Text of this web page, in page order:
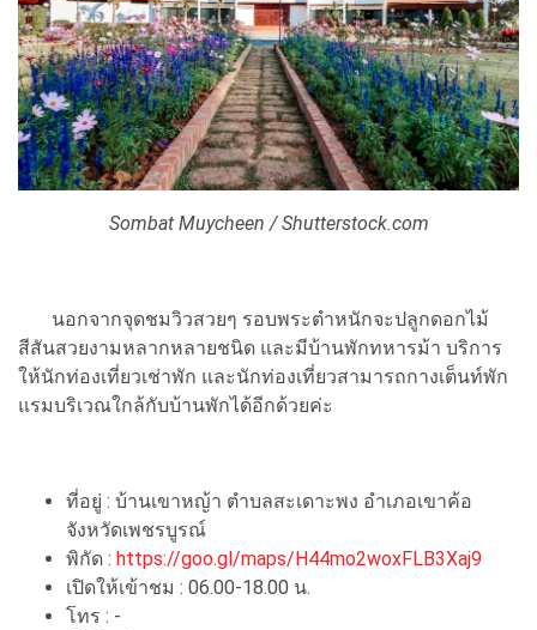
Sombat Muycheen / Shutterstock.com
นอกจากจุดชมวิวสวยๆ รอบพระตำหนักจะปลูกดอกไม้
สีสันสวยงามหลากหลายชนิด และมีบ้านพักทหารม้า บริการ
ให้นักท่องเที่ยวเช่าพัก และนักท่องเที่ยวสามารถกางเต็นท์พัก
แรมบริเวณใกล้กับบ้านพักได้อีกด้วยค่ะ
ที่อยู่ : บ้านเขาหญ้า ตำบลสะเดาะพง อำเภอเขาค้อ
จังหวัดเพชรบูรณ์
พิกัด : https://goo.gl/maps/H44mo2woxFLB3Xaj9
เปิดให้เข้าชม : 06.00-18.00 น.
โทร : -